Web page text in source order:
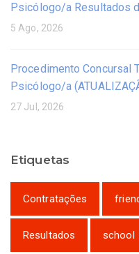
Psicólogo/a Resultados
5 Ago, 2026
Procedimento Concursal
Psicólogo/a
27 Jul, 2026
Etiquetas
Contratações
Resultados school